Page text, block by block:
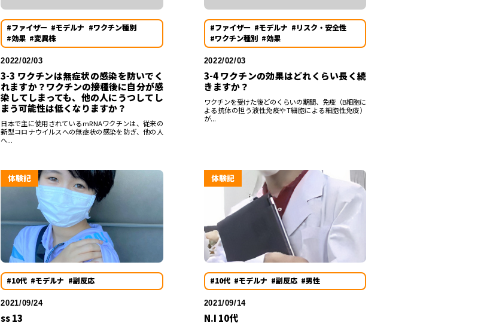
#ファイザー #モデルナ #ワクチン種別
#効果 #変異株
2022/02/03
3-3 ワクチンは無症状の感染を防いでく
れますか？ワクチンの接種後に自分が感
染してしまっても、他の人にうつしてし
まう可能性は低くなりますか？
日本で主に使用されているmRNAワクチンは、従来の
新型コロナウイルスへの無症状の感染を防ぎ、他の人
へ...
#ファイザー #モデルナ #リスク・安全性
#ワクチン種別 #効果
2022/02/03
3-4 ワクチンの効果はどれくらい長く続
きますか？
ワクチンを受けた後どのくらいの期間、免疫（B細胞に
よる抗体の担う液性免疫やT細胞による細胞性免疫）
が...
体験記
#10代 #モデルナ #副反応
2021/09/24
ss 13
体験記
#10代 #モデルナ #副反応 #男性
2021/09/14
N.I 10代